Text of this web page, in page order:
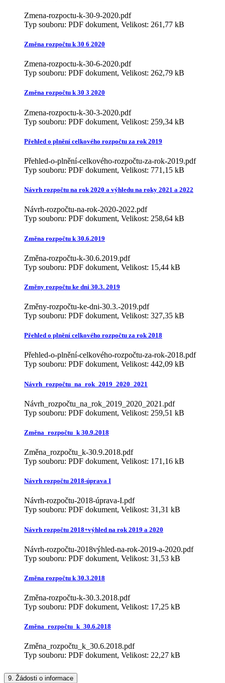
Zmena-rozpoctu-k-30-9-2020.pdf
Typ souboru: PDF dokument, Velikost: 261,77 kB
Změna rozpočtu k 30 6 2020
Zmena-rozpoctu-k-30-6-2020.pdf
Typ souboru: PDF dokument, Velikost: 262,79 kB
Změna rozpočtu k 30 3 2020
Zmena-rozpoctu-k-30-3-2020.pdf
Typ souboru: PDF dokument, Velikost: 259,34 kB
Přehled o plnění celkového rozpočtu za rok 2019
Přehled-o-plnění-celkového-rozpočtu-za-rok-2019.pdf
Typ souboru: PDF dokument, Velikost: 771,15 kB
Návrh rozpočtu na rok 2020 a výhledu na roky 2021 a 2022
Návrh-rozpočtu-na-rok-2020-2022.pdf
Typ souboru: PDF dokument, Velikost: 258,64 kB
Změna rozpočtu k 30.6.2019
Změna-rozpočtu-k-30.6.2019.pdf
Typ souboru: PDF dokument, Velikost: 15,44 kB
Změny rozpočtu ke dni 30.3. 2019
Změny-rozpočtu-ke-dni-30.3.-2019.pdf
Typ souboru: PDF dokument, Velikost: 327,35 kB
Přehled o plnění celkového rozpočtu za rok 2018
Přehled-o-plnění-celkového-rozpočtu-za-rok-2018.pdf
Typ souboru: PDF dokument, Velikost: 442,09 kB
Návrh_rozpočtu_na_rok_2019_2020_2021
Návrh_rozpočtu_na_rok_2019_2020_2021.pdf
Typ souboru: PDF dokument, Velikost: 259,51 kB
Změna_rozpočtu_k 30.9.2018
Změna_rozpočtu_k-30.9.2018.pdf
Typ souboru: PDF dokument, Velikost: 171,16 kB
Návrh rozpočtu 2018-úprava I
Návrh-rozpočtu-2018-úprava-I.pdf
Typ souboru: PDF dokument, Velikost: 31,31 kB
Návrh rozpočtu 2018+výhled na rok 2019 a 2020
Návrh-rozpočtu-2018výhled-na-rok-2019-a-2020.pdf
Typ souboru: PDF dokument, Velikost: 31,53 kB
Změna rozpočtu k 30.3.2018
Změna-rozpočtu-k-30.3.2018.pdf
Typ souboru: PDF dokument, Velikost: 17,25 kB
Změna_rozpočtu_k_30.6.2018
Změna_rozpočtu_k_30.6.2018.pdf
Typ souboru: PDF dokument, Velikost: 22,27 kB
9. Žádosti o informace